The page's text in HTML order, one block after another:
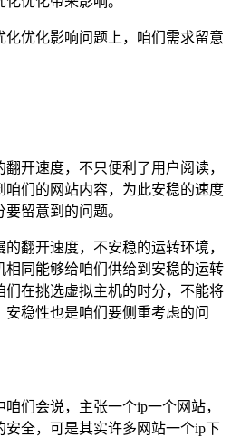
化优化影响问题上，咱们需求留意
开速度，不只便利了用户阅读，
们的网站内容，为此安稳的速度
留意到的问题。
翻开速度，不安稳的运转环境，
同能够给咱们供给到安稳的运转
在挑选虚拟主机的时分，不能将
稳性也是咱们要侧重考虑的问
们会说，主张一个ip一个网站，
全，可是其实许多网站一个ip下